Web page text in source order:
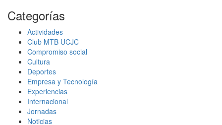
Categorías
Actividades
Club MTB UCJC
Compromiso social
Cultura
Deportes
Empresa y Tecnología
Experiencias
Internacional
Jornadas
Noticias